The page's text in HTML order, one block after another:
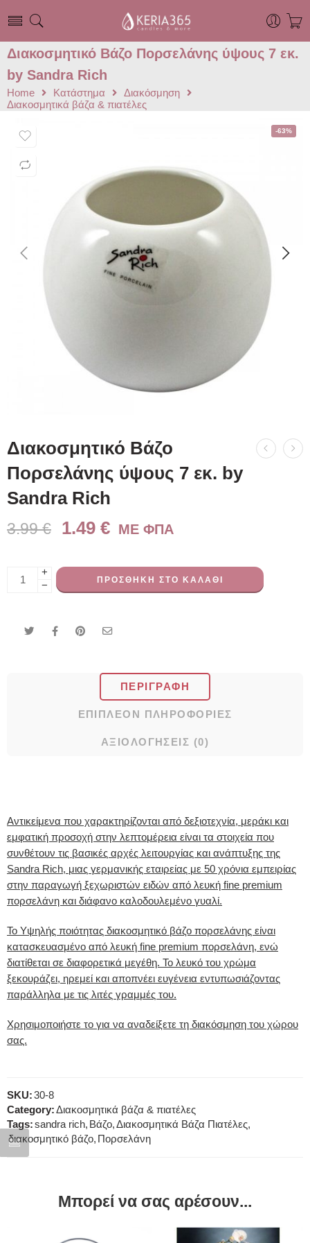
Διακοσμητικό Βάζο Πορσελάνης ύψους 7 εκ.
by Sandra Rich
Home Κατάστημα
Διακόσμηση
Διακοσμητικά βάζα & πιατέλες
-63%
Διακοσμητικό Βάζο
Πορσελάνης ύψους 7 εκ. by
Sandra Rich
3.99€ 1.49 € ME ΦΠΑ
+
−
ΠΡΟΣΘΉΚΗ ΣΤΟ ΚΑΛΆΘΙ
ΠΕΡΙΓΡΑΦΉ
ΕΠΙΠΛΈΟΝ ΠΛΗΡΟΦΟΡΊΕΣ
ΑΞΙΟΛΟΓΉΣΕΙΣ (0)
Αντικείμενα που χαρακτηρίζονται από δεξιοτεχνία, μεράκι και
εμφατική προσοχή στην λεπτομέρεια είναι τα στοιχεία που
συνθέτουν τις βασικές αρχές λειτουργίας και ανάπτυξης της
Sandra Rich, μιας γερμανικής εταιρείας με 50 χρόνια εμπειρίας
στην παραγωγή ξεχωριστών ειδών από λευκή fine premium
πορσελάνη και διάφανο καλοδουλεμένο γυαλί.
Το Υψηλής ποιότητας διακοσμητικό βάζο πορσελάνης είναι
κατασκευασμένο από λευκή fine premium πορσελάνη, ενώ
διατίθεται σε διαφορετικά μεγέθη. Το λευκό του χρώμα
ξεκουράζει, ηρεμεί και αποπνέει ευγένεια εντυπωσιάζοντας
παράλληλα με τις λιτές γραμμές του.
Χρησιμοποιήστε το για να αναδείξετε τη διακόσμηση του χώρου
σας.
SKU:30-8
Category:Διακοσμητικά βάζα & πιατέλες
Tags:sandra rich, Βάζο,Διακοσμητικά Βάζα Πιατέλες,
διακοσμητικό βάζο, Πορσελάνη
Μπορεί να σας αρέσουν...
Ύψος: 8 εκ.
Διάμετρος: 10 εκ.